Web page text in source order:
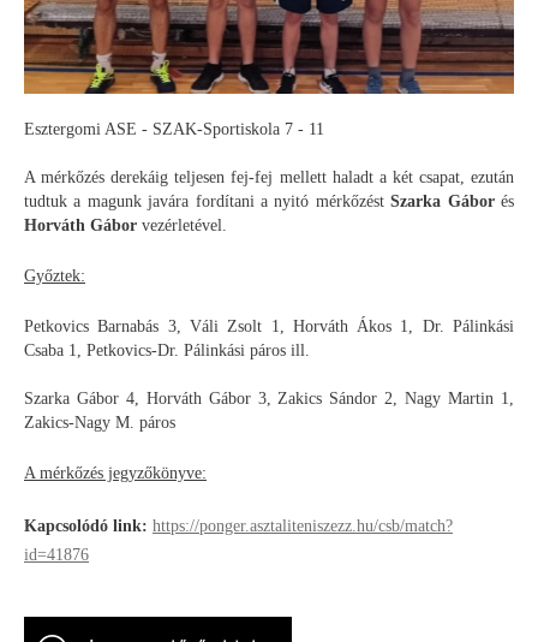
Esztergomi ASE - SZAK-Sportiskola 7 - 11
A mérkőzés derekáig teljesen fej-fej mellett haladt a két csapat, ezután
tudtuk a magunk javára fordítani a nyitó mérkőzéstSzarka Gáborés
Horváth Gábor vezérletével.
Győztek:
Petkovics Barnabás 3, Váli Zsolt 1, Horváth Ákos 1, Dr. Pálinkási
Csaba 1, Petkovics-Dr. Pálinkási páros ill.
Szarka Gábor 4, Horváth Gábor 3, Zakics Sándor 2, Nagy Martin 1,
Zakics-Nagy M. páros
A mérkőzés jegyzőkönyve:
Kapcsolódó link: https://ponger.asztaliteniszezz.hu/csb/match?
id=41876